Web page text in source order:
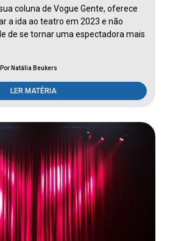
coluna de Vogue Gente, oferece
a ida ao teatro em 2023 e não
de se tornar uma espectadora mais
Por Natália Beukers
LER MATÉRIA